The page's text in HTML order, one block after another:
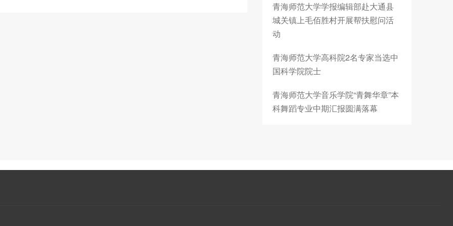
青海师范大学学报编辑部赴大通县
城关镇上毛佰胜村开展帮扶慰问活
动
青海师范大学高科院2名专家当选中
国科学院院士
青海师范大学音乐学院“青舞华章”本
科舞蹈专业中期汇报圆满落幕